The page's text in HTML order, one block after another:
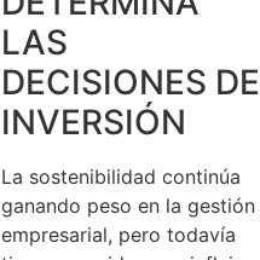
LAS
DECISIONES DE
INVERSIÓN
La sostenibilidad continúa
ganando peso en la gestión
empresarial, pero todavía